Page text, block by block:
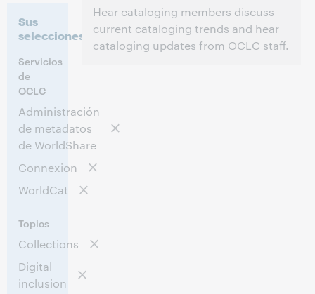
Sus
selecciones:
Servicios
de
OCLC
Administración
de metadatos
de WorldShare
Connexion
WorldCat
Topics
Collections
Digital
inclusion
Hear cataloging members discuss
current cataloging trends and hear
cataloging updates from OCLC staff.